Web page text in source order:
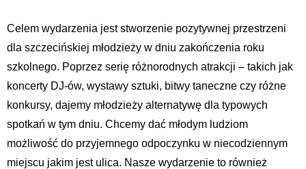
Celem wydarzenia jest stworzenie pozytywnej przestrzeni
dla szczecińskiej młodzieży w dniu zakończenia roku
szkolnego. Poprzez serię różnorodnych atrakcji – takich jak
koncerty DJ-ów, wystawy sztuki, bitwy taneczne czy różne
konkursy, dajemy młodzieży alternatywę dla typowych
spotkań w tym dniu. Chcemy dać młodym ludziom
możliwość do przyjemnego odpoczynku w niecodziennym
miejscu jakim jest ulica. Nasze wydarzenie to również